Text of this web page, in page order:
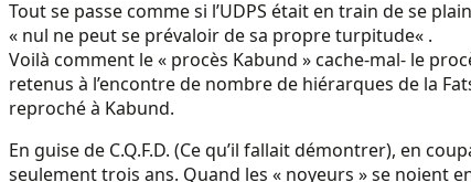
Tout se passe comme si l’UDPS était en train de se
« nul ne peut se prévaloir de sa propre turpitude« .
Voilà comment le « procès Kabund » cache-mal- le
retenus à l’encontre de nombre de hiérarques de la
reproché à Kabund.
En guise de C.Q.F.D. (Ce qu’il fallait démontrer), en
seulement trois ans. Quand les « noyeurs » se noient